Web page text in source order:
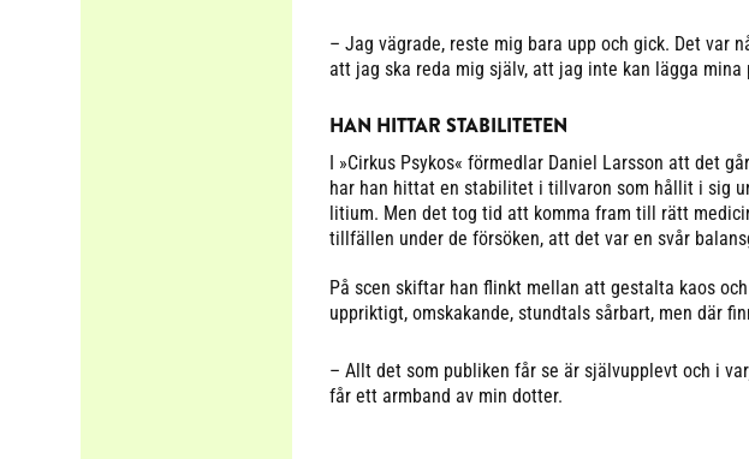
– Jag vägrade, reste mig bara upp och gick. Det
att jag ska reda mig själv, att jag inte kan lägga
HAN HITTAR STABILITETEN
I »Cirkus Psykos« förmedlar Daniel Larsson att det
har han hittat en stabilitet i tillvaron som hållit i sig
litium. Men det tog tid att komma fram till rätt
tillfällen under de försöken, att det var en svår
På scen skiftar han flinkt mellan att gestalta kaos
uppriktigt, omskakande, stundtals sårbart, men där
– Allt det som publiken får se är självupplevt och i
får ett armband av min dotter.